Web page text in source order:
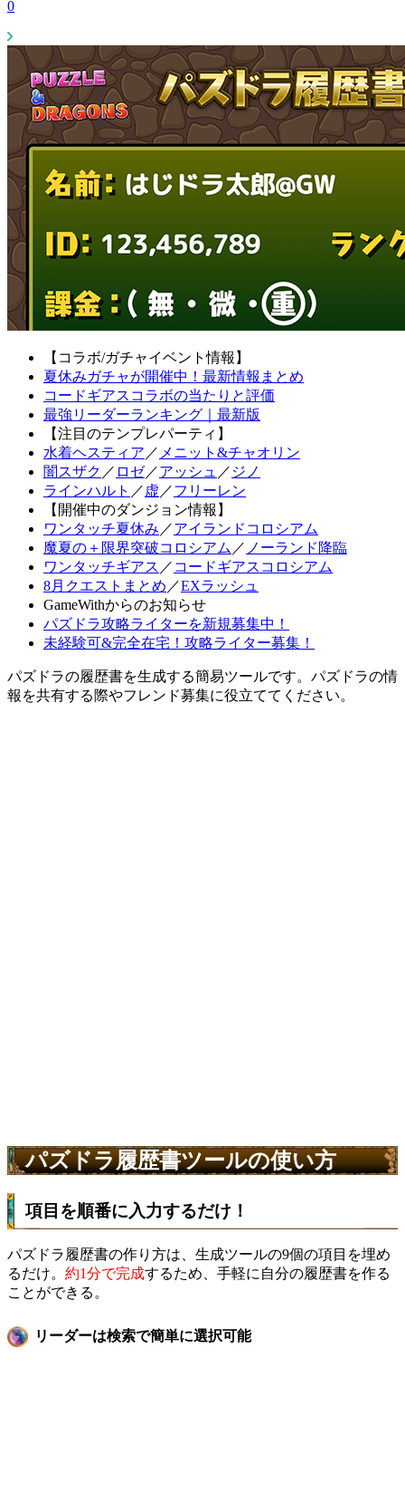
0
【コラボ/ガチャイベント情報】
夏休みガチャが開催中！最新情報まとめ
コードギアスコラボの当たりと評価
最強リーダーランキング｜最新版
【注目のテンプレパーティ】
水着ヘスティア ／ メニット&チャオリン
闇スザク ／ ロゼ／アッシュ ／ ジノ
ラインハルト ／ 虚 ／フリーレン
【開催中のダンジョン情報】
ワンタッチ夏休み ／アイランドコロシアム
魔夏の＋限界突破コロシアム ／ ノーランド降臨
ワンタッチギアス ／ コードギアスコロシアム
8月クエストまとめ ／EXラッシュ
GameWithからのお知らせ
パズドラ攻略ライターを新規募集中！
未経験可&完全在宅！攻略ライター募集！
パズドラの履歴書を生成する簡易ツールです。パズドラの情
報を共有する際やフレンド募集に役立ててください。
パズドラ履歴書ツールの使い方
項目を順番に入力するだけ！
パズドラ履歴書の作り方は、生成ツールの9個の項目を埋め
るだけ。 約1分で完成するため、手軽に自分の履歴書を作る
ことができる。
リーダーは検索で簡単に選択可能